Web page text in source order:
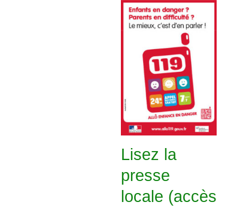
Lisez la
presse
locale (accès